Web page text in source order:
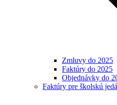
Zmluvy do 2025
Faktúry do 2025
Objednávky do
Faktúry pre školskú